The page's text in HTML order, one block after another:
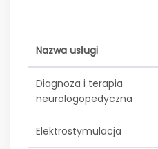
Nazwa usługi
Diagnoza i terapia
neurologopedyczna
Elektrostymulacja